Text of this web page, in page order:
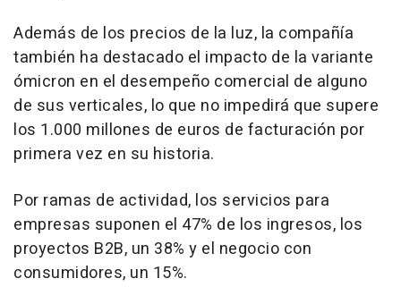
Además de los precios de la luz, la compañía
también ha destacado el impacto de la variante
ómicron en el desempeño comercial de alguno
de sus verticales, lo que no impedirá que supere
los 1.000 millones de euros de facturación por
primera vez en su historia.
Por ramas de actividad, los servicios para
empresas suponen el 47% de los ingresos, los
proyectos B2B, un 38% y el negocio con
consumidores, un 15%.